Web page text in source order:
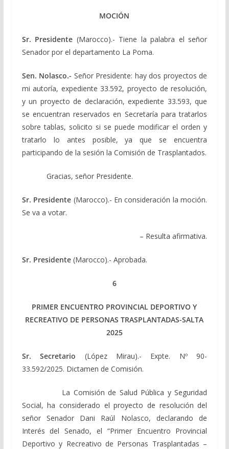
MOCIÓN
Sr. Presidente (Marocco).- Tiene la palabra el señor
Senador por el departamento La Poma.
Sen. Nolasco.- Señor Presidente: hay dos proyectos de
mi autoría, expediente 33.592, proyecto de resolución,
y un proyecto de declaración, expediente 33.593, que
se encuentran reservados en Secretaría para tratarlos
sobre tablas, solicito si se puede modificar el orden y
tratarlo lo antes posible, ya que se encuentra
participando de la sesión la Comisión de Trasplantados.
Gracias, señor Presidente.
Sr. Presidente (Marocco).- En consideración la moción.
Se va a votar.
– Resulta afirmativa.
Sr. Presidente(Marocco).- Aprobada.
6
PRIMER ENCUENTRO PROVINCIAL DEPORTIVO Y
RECREATIVO DE PERSONAS TRASPLANTADAS-SALTA
2025
Sr. Secretario (López Mirau).- Expte. Nº 90-
33.592/2025. Dictamen de Comisión.
La Comisión de Salud Pública y Seguridad
Social, ha considerado el proyecto de resolución del
señor Senador Dani Raúl Nolasco, declarando de
Interés del Senado, el “Primer Encuentro Provincial
Deportivo y Recreativo de Personas Trasplantadas –